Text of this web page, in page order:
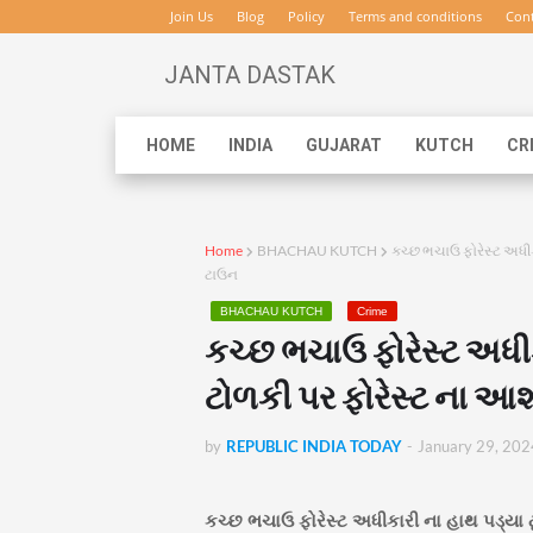
Join Us Blog Policy Terms and conditions
JANTA DASTAK
HOME INDIA GUJARAT KUTCH
Home BHACHAU KUTCH
કચ્છ ભચાઉ ફોરેસ્ટ
ટાઉન
BHACHAU KUTCH Crime
કચ્છ ભચાઉ ફોરેસ્ટ
ટોળકી પર ફોરેસ્ટ ના
by REPUBLIC INDIA TODAY - January 29,
કચ્છ ભચાઉ ફોરેસ્ટ અધીકારી ના હાથ પડ્યા